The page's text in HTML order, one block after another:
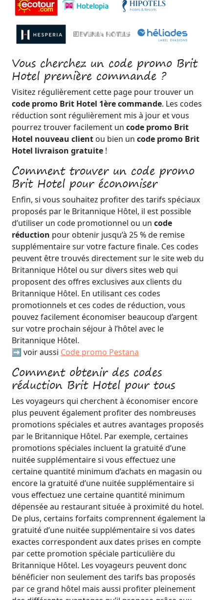
Vous cherchez un code promo Brit
Hotel première commande ?
Visitez régulièrement cette page pour trouver un
code promo Brit Hotel 1ère commande. Les codes
réduction sont régulièrement mis à jour et vous
pourrez trouver facilement un code promo Brit
Hotel nouveau client ou bien un code promo Brit
Hotel livraison gratuite !
Comment trouver un code promo
Brit Hotel pour économiser
Enfin, si vous souhaitez profiter des tarifs spéciaux
proposés par le Britannique Hôtel, il est possible
d’utiliser un code promotionnel ou un code
réduction pour obtenir jusqu’à 25 % de remise
supplémentaire sur votre facture finale. Ces codes
peuvent être trouvés directement sur le site web du
Britannique Hôtel ou sur divers sites web qui
proposent des offres exclusives aux clients du
Britannique Hôtel. En utilisant ces codes
promotionnels et ces codes de réduction, vous
pouvez facilement économiser beaucoup d’argent
sur votre prochain séjour à l’hôtel avec le
Britannique Hôtel.
➡️ voir aussi Code promo Pestana
Comment obtenir des codes
réduction Brit Hotel pour tous
Les voyageurs qui cherchent à économiser encore
plus peuvent également profiter des nombreuses
promotions spéciales et autres avantages proposés
par le Britannique Hôtel. Par exemple, certaines
promotions spéciales incluent la gratuité d’une
nuitée supplémentaire si vous effectuez une
certaine quantité minimum d’achats en magasin ou
encore la gratuité d’une nuitée supplémentaire si
vous effectuez une certaine quantité minimum
dépensée au restaurant située à proximité du hotel.
De plus, certains forfaits comprennent également la
gratuité d’une nuitée supplémentaire si vos dates
exactes correspondent aux dates prises en compte
par cette promotion spéciale particulière du
Britannique Hôtel. Les voyageurs peuvent donc
bénéficier non seulement des tarifs bas proposés
par ce grand hôtel mais aussi profiter pleinement